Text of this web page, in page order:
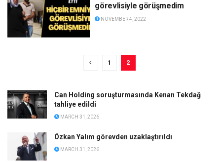
görevlisiyle görüşmedim
NOVEMBER 4, 2022
1 2
Can Holding soruşturmasında Kenan Tekdağ
tahliye edildi
MARCH 31, 2026
Özkan Yalım görevden uzaklaştırıldı
MARCH 31, 2026